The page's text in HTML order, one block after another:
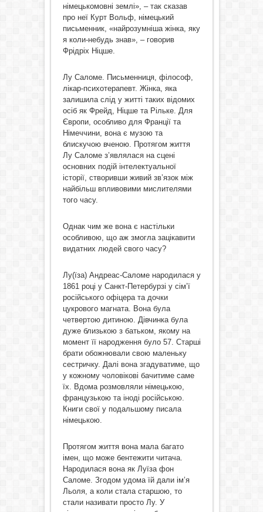
німецькомовні землі», – так сказав
про неї Курт Вольф, німецький
письменник, «найрозумніша жінка, яку
я коли-небудь знав», – говорив
Фрідріх Ніцше.
Лу Саломе. Письменниця, філософ,
лікар-психотерапевт. Жінка, яка
залишила слід у житті таких відомих
осіб як Фрейд, Ніцше та Рільке. Для
Європи, особливо для Франції та
Німеччини, вона є музою та
блискучою вченою. Протягом життя
Лу Саломе з’являлася на сцені
основних подій інтелектуальної
історії, створивши живий зв’язок між
найбільш впливовими мислителями
того часу.
Однак чим же вона є настільки
особливою, що аж змогла зацікавити
видатних людей свого часу?
Лу(їза) Андреас-Саломе народилася у
1861 році у Санкт-Петербурзі у сім’ї
російського офіцера та дочки
цукрового магната. Вона була
четвертою дитиною. Дівчинка була
дуже близькою з батьком, якому на
момент її народження було 57. Старші
брати обожнювали свою маленьку
сестричку. Далі вона згадуватиме, що
у кожному чоловікові бачитиме саме
їх. Вдома розмовляли німецькою,
французькою та іноді російською.
Книги свої у подальшому писала
німецькою.
Протягом життя вона мала багато
імен, що може бентежити читача.
Народилася вона як Луїза фон
Саломе. Згодом удома їй дали ім’я
Льоля, а коли стала старшою, то
стали називати просто Лу. У